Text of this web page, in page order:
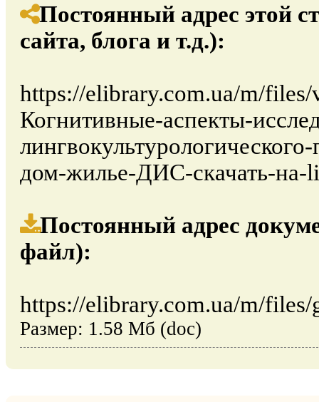
Постоянный адрес этой
сайта, блога и т.д.):
https://elibrary.com.ua/m/
Когнитивные-аспекты-
дом-жилье-ДИС-скачать-на-
Постоянный адрес
файл):
https://elibrary.com.ua/m/
Размер: 1.58 Мб (doc)